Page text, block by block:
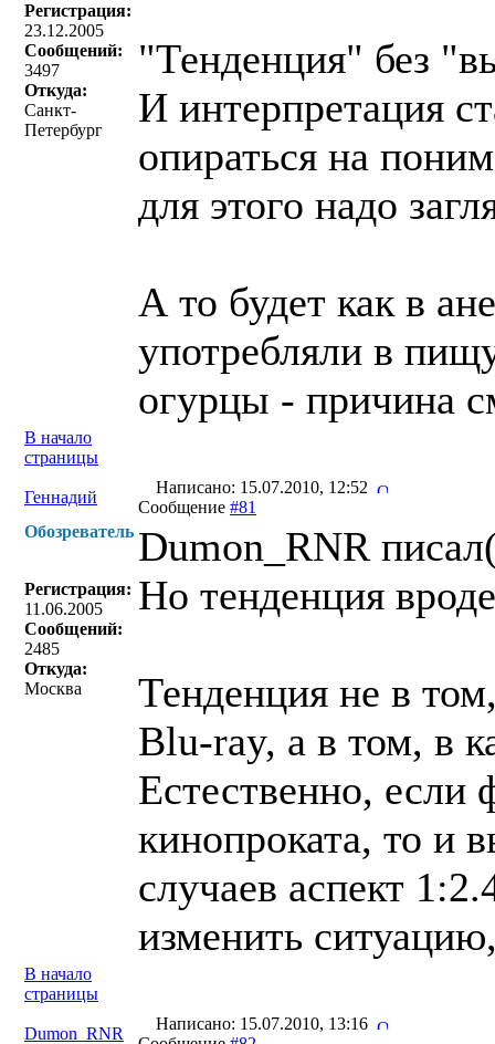
Регистрация:
23.12.2005
Сообщений:
3497
Откуда:
Санкт-
Петербург
"Тенденция" без
И интерпретация
опираться на
для этого надо
А то будет как в
употребляли в
огурцы - причина
В начало
страницы
Геннадий
Написано: 15.07.2010, 12:52
Сообщение #81
Обозреватель
Регистрация:
11.06.2005
Сообщений:
2485
Откуда:
Москва
Dumon_RNR
Но тенденция
Тенденция не в
Blu-ray, а в том, в
Естественно, если
кинопроката, то и
случаев аспект
изменить
В начало
страницы
Dumon_RNR
Написано: 15.07.2010, 13:16